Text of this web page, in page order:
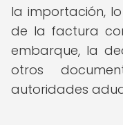
la importación,
de la factura
embarque, la
otros
autoridades